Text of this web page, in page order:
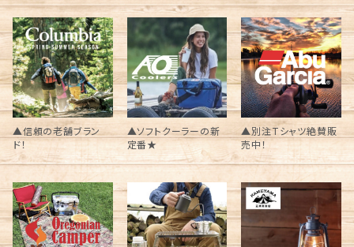
▲信頼の老舗ブラン
ド！
▲ソフトクーラーの新
定番★
▲別注Tシャツ絶賛販
売中！